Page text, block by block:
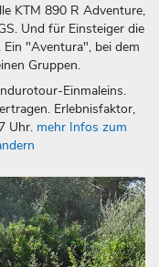
KTM 890 R Adventure,
Und für Einsteiger die
"Aventura", bei dem
Gruppen.
Einmaleins.
Erlebnis­­faktor,
Uhr. mehr Infos zum